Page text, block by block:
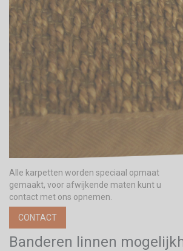
Alle karpetten worden speciaal opmaat
gemaakt, voor afwijkende maten kunt u
contact met ons opnemen.
CONTACT
Banderen linnen